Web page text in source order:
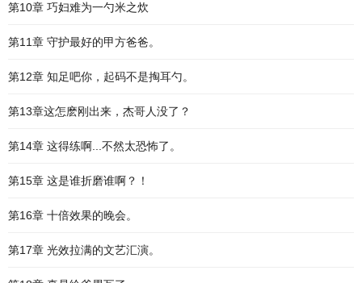
第10章 巧妇难为一勺米之炊
第11章 守护最好的甲方爸爸。
第12章 知足吧你，起码不是掏耳勺。
第13章这怎麽刚出来，杰哥人没了？
第14章 这得练啊...不然太恐怖了。
第15章 这是谁折磨谁啊？！
第16章 十倍效果的晚会。
第17章 光效拉满的文艺汇演。